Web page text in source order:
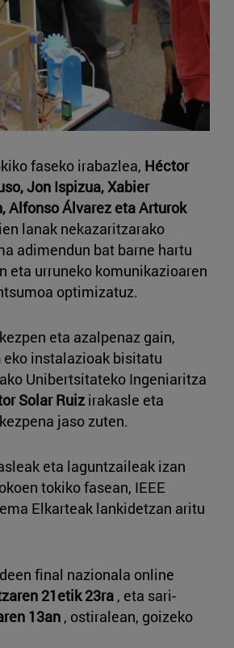
faseko irabazlea, Héctor
Jon Ispizua, Xabier
Alfonso Álvarez eta Arturok
lanak nekazaritzarako
adimendun bat barne hartu
eta urruneko komunikazioaren
optimizatuz.
eta azalpenaz gain,
eko instalazioak bisitatu
Unibertsitateko Ingeniaritza
Solar Ruiz irakasle eta
jaso zuten.
eta laguntzaileak izan
tokiko fasean, IEEE
Elkarteak lankidetzan aritu
final nazionala online
21etik 23ra , eta sari-
13an , ostiralean, goizeko